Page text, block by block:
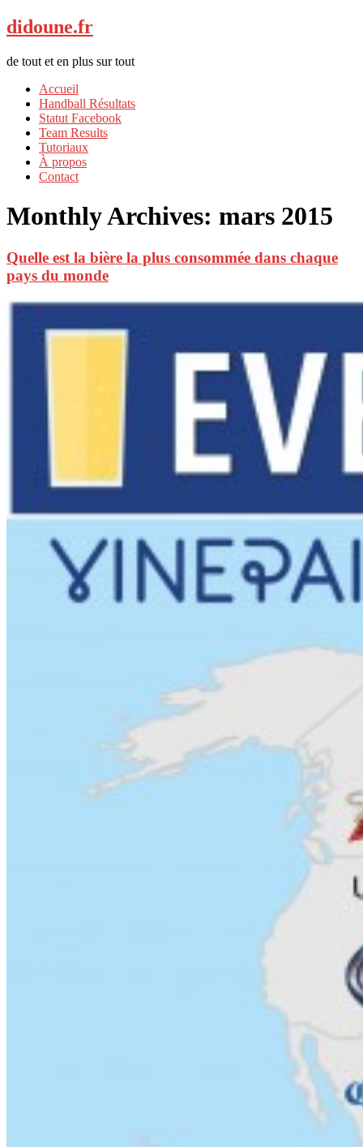
didoune.fr
de tout et en plus sur tout
Accueil
Handball Résultats
Statut Facebook
Team Results
Tutoriaux
À propos
Contact
Monthly Archives: mars 2015
Quelle est la bière la plus consommée dans chaque
pays du monde